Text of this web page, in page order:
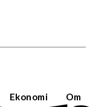
Ekonomi Om